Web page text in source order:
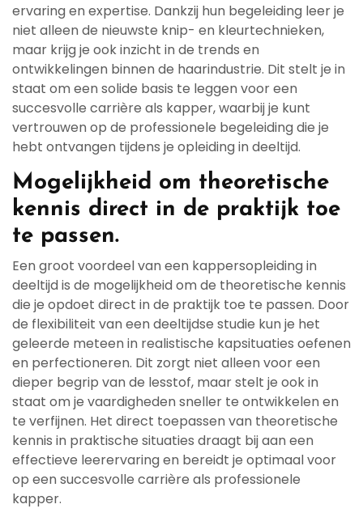
ervaring en expertise. Dankzij hun begeleiding leer je
niet alleen de nieuwste knip- en kleurtechnieken,
maar krijg je ook inzicht in de trends en
ontwikkelingen binnen de haarindustrie. Dit stelt je in
staat om een solide basis te leggen voor een
succesvolle carrière als kapper, waarbij je kunt
vertrouwen op de professionele begeleiding die je
hebt ontvangen tijdens je opleiding in deeltijd.
Mogelijkheid om theoretische
kennis direct in de praktijk toe
te passen.
Een groot voordeel van een kappersopleiding in
deeltijd is de mogelijkheid om de theoretische kennis
die je opdoet direct in de praktijk toe te passen. Door
de flexibiliteit van een deeltijdse studie kun je het
geleerde meteen in realistische kapsituaties oefenen
en perfectioneren. Dit zorgt niet alleen voor een
dieper begrip van de lesstof, maar stelt je ook in
staat om je vaardigheden sneller te ontwikkelen en
te verfijnen. Het direct toepassen van theoretische
kennis in praktische situaties draagt bij aan een
effectieve leerervaring en bereidt je optimaal voor
op een succesvolle carrière als professionele
kapper.